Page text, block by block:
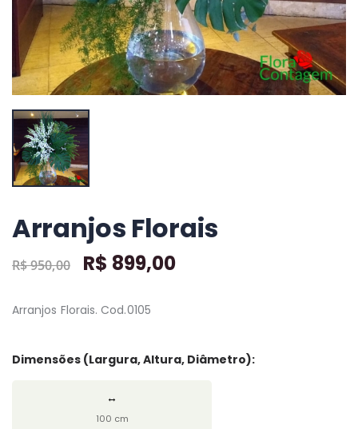
Arranjos Florais
R$ 950,00 R$ 899,00
Arranjos Florais. Cod.0105
Dimensões (Largura, Altura, Diâmetro):
↔
100 cm
+ detalhes
+ detalhes + detalhes